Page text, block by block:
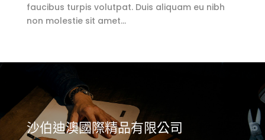
faucibus turpis volutpat. Duis aliquam eu nibh
non molestie sit amet…
沙伯迪澳國際精品有限公司